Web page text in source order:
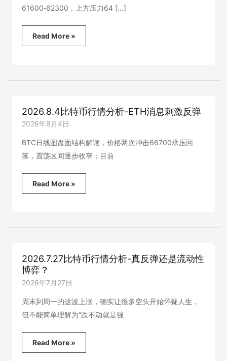
61600‑62300，上方压力64 […]
2026.8.5
比
情
美
股
高
Read More »
2026.8.4比特币行情分析-ETH消息刺激反弹
2026年8月4日
BTC日线图盘面结构解读，价格两次冲击66700承压回
落，震荡区间逐步收窄；目前
2026.8.4
比
ETH
消
息
激
弹
Read More »
2026.7.27比特币行情分析-真反弹还是流动性
博弈？
2026年7月27日
周末到周一的这波上涨，确实让很多空头开始怀疑人生，
但不能简单理解为“跌不动就是强
2026.7.27
比
Read More »